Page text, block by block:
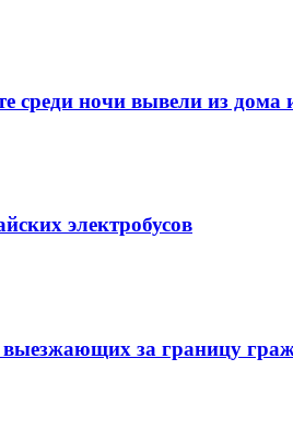
ночи вывели из дома
электробусов
за границу